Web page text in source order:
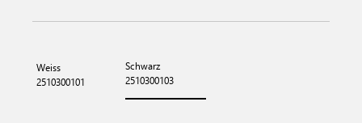
Weiss
2510300101
Schwarz
2510300103